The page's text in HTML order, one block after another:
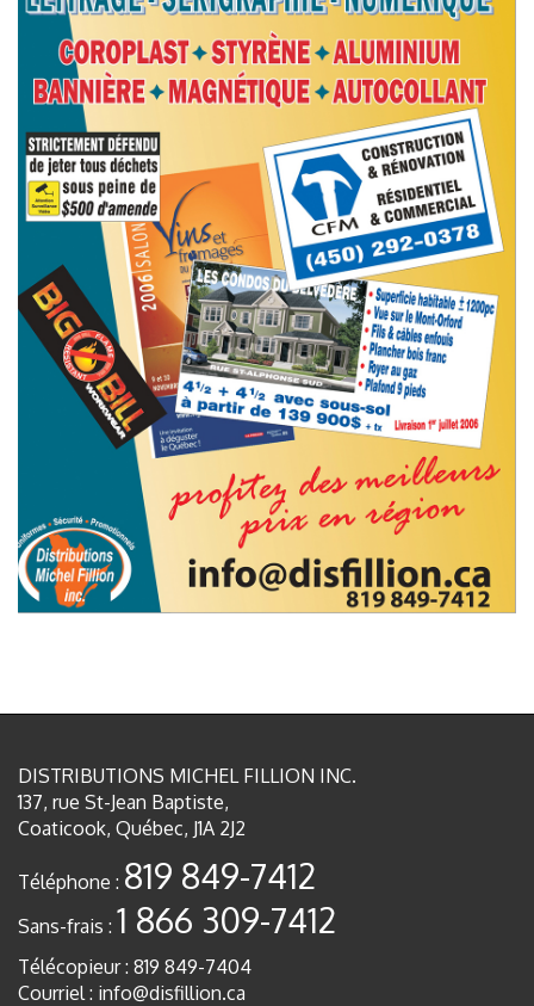
DISTRIBUTIONS MICHEL FILLION INC.
137, rue St-Jean Baptiste,
Coaticook, Québec, J1A 2J2
Téléphone : 819 849-7412
Sans-frais : 1 866 309-7412
Télécopieur : 819 849-7404
Courriel : info@disfillion.ca